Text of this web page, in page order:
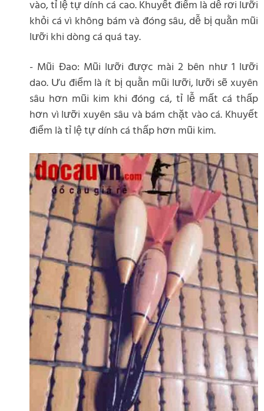
vào, tỉ lệ tự dính cá cao. Khuyết điểm là dễ rơi lưỡi
khỏi cá vì không bám và đóng sâu, dễ bị quằn mũi
lưỡi khi dòng cá quá tay.
- Mũi Đao: Mũi lưỡi được mài 2 bên như 1 lưỡi
dao. Ưu điểm là ít bị quằn mũi lưỡi, lưỡi sẽ xuyên
sâu hơn mũi kim khi đóng cá, tỉ lễ mất cá thấp
hơn vì lưỡi xuyên sâu và bám chặt vào cá. Khuyết
điểm là tỉ lệ tự dính cá thấp hơn mũi kim.